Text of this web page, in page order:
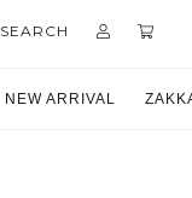
SEARCH
NEW ARRIVAL